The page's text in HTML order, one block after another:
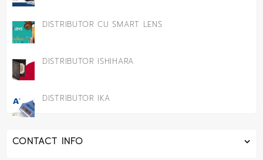
DISTRIBUTOR CU SMART LENS
DISTRIBUTOR ISHIHARA
DISTRIBUTOR IKA
CONTACT INFO